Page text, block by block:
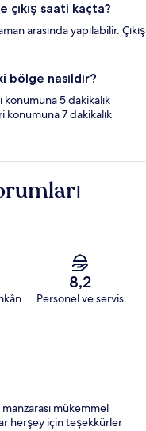
çıkış saati kaçta?
arasında yapılabilir. Çıkış
bölge nasıldır?
konumuna 5 dakikalık
konumuna 7 dakikalık
8,2
Personel ve servis
mükemmel
herşey için teşekkürler